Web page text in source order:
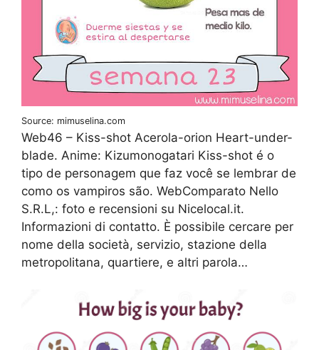
Source: mimuselina.com
Web46 – Kiss-shot Acerola-orion Heart-under-
blade. Anime: Kizumonogatari Kiss-shot é o
tipo de personagem que faz você se lembrar de
como os vampiros são. WebComparato Nello
S.R.L,: foto e recensioni su Nicelocal.it.
Informazioni di contatto. È possibile cercare per
nome della società, servizio, stazione della
metropolitana, quartiere, e altri parola…